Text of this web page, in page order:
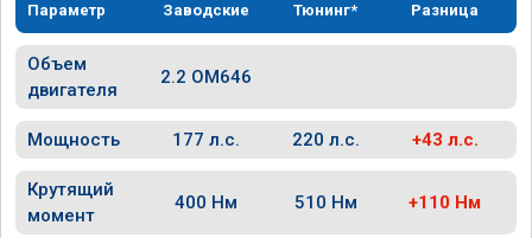
Параметр Заводские Тюнинг* Разница
Объем
двигателя
2.2 OM646
Мощность 177 л.с. 220 л.с. +43 л.с.
Крутящий
момент
400 Нм 510 Нм +110 Нм